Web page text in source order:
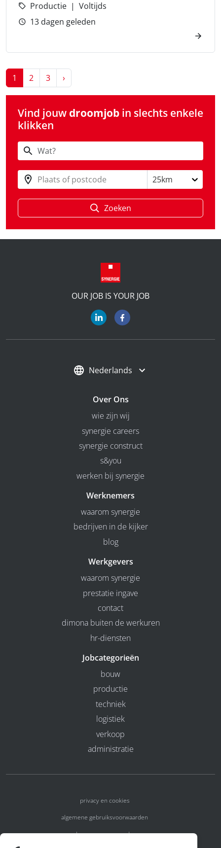
Productie
Voltijds
13 dagen geleden
1 2 3 ›
Vind jouw droomjob in slechts enkele
klikken
Plaats of postcode 25km
Zoeken
OUR JOB IS YOUR JOB
Nederlands
Over Ons
wie zijn wij
synergie careers
synergie construct
s&you
werken bij synergie
Werknemers
waarom synergie
bedrijven in de kijker
blog
Werkgevers
waarom synergie
prestatie ingave
contact
dimona buiten de werkuren
hr-diensten
Jobcategorieën
bouw
productie
techniek
logistiek
verkoop
administratie
privacy en cookies
algemene gebruiksvoorwaarden
algemene voorwaarden